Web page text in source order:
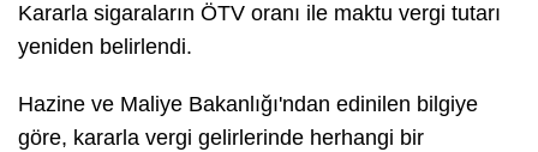
Kararla sigaraların ÖTV oranı ile maktu vergi tutarı
yeniden belirlendi.
Hazine ve Maliye Bakanlığı'ndan edinilen bilgiye
göre, kararla vergi gelirlerinde herhangi bir